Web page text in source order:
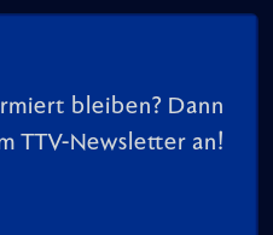
bleiben? Dann
TTV-Newsletter an!